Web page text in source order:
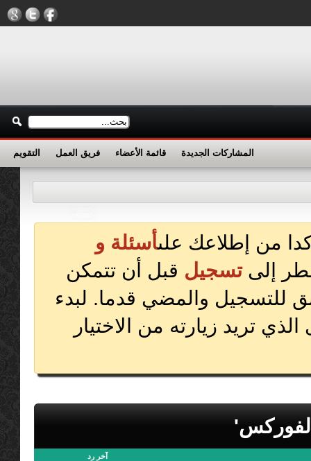
المشاركات الجديدة قائمة الأعضاء فريق العمل التقويم
من إطلاعك علىأسئلة و
إلى تسجيل قبل أن تتمكن
للتسجيل والمضي قدما. لبدء
تريد زيارته من الاختيار
آخر رد